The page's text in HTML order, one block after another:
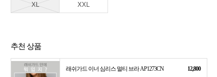
XL XXL
추천 상품
래쉬가드 이너 심리스 멀티 브라 AP1273CN 12,800